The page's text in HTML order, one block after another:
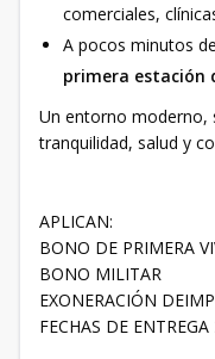
comerciales,
A pocos minutos de
primera estación
Un entorno moderno,
tranquilidad, salud y
APLICAN:
BONO DE PRIMERA
BONO MILITAR
EXONERACIÓN
FECHAS DE